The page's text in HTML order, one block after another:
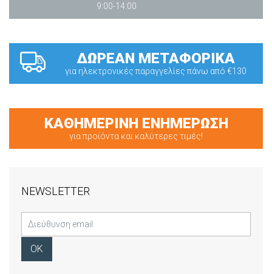
9:00-14:00
ΔΩΡΕΑΝ ΜΕΤΑΦΟΡΙΚΑ
για ηλεκτρονικές παραγγελίες πάνω από €130
ΚΑΘΗΜΕΡΙΝΗ ΕΝΗΜΕΡΩΣΗ
για προϊόντα και καλύτερες τιμές!
NEWSLETTER